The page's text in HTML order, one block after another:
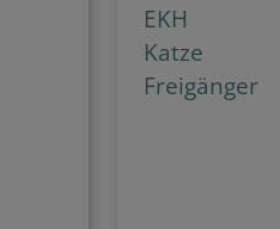
EKH
Katze
Freigänger